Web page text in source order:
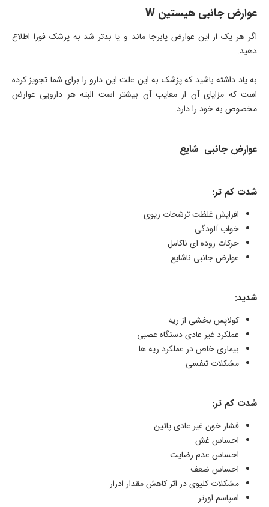
عوارض جانبی هیستین W
اگر هر یک از این عوارض پابرجا ماند و یا بدتر شد به پزشک فورا اطلاع
دهید.
به یاد داشته باشید که پزشک به این علت این دارو را برای شما تجویز کرده
است که مزایای آن از معایب آن بیشتر است البته هر دارویی عوارض
مخصوص به خود را دارد.
عوارض جانبی شایع
شدت کم تر:
افزایش غلظت ترشحات ریوی
خواب آلودگی
حرکات روده ای ناکامل
عوارض جانبی ناشایع
شدید:
کولاپس بخشی از ریه
عملکرد غیر عادی دستگاه عصبی
بیماری خاص در عملکرد ریه ها
مشکلات تنفسی
شدت کم تر:
فشار خون غیر عادی پائین
احساس غش
احساس عدم رضایت
احساس ضعف
مشکلات کلیوی در اثر کاهش مقدار ادرار
اسپاسم اورتر